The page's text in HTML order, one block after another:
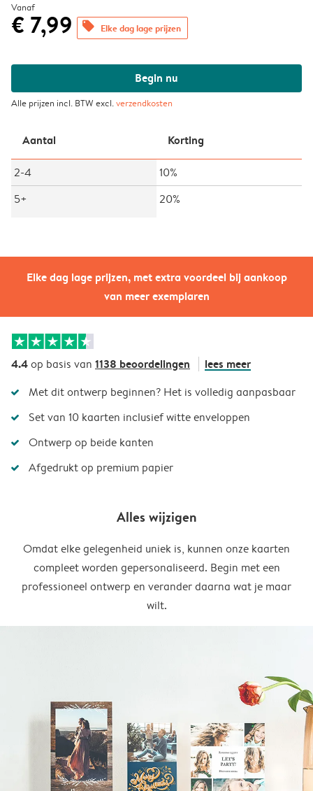
Elke dag lage prijzen, met extra voordeel bij aankoop
van meer exemplaren
Vanaf
€ 7,99 offers Elke dag lage prijzen
Begin nu
Alle prijzen incl. BTW excl.verzendkosten
Aantal Korting
2-4
10%
5+
20%
4.4op basis van 1138 beoordelingen lees meer
Met dit ontwerp beginnen? Het is volledig aanpasbaar
Set van 10 kaarten inclusief witte enveloppen
Ontwerp op beide kanten
Afgedrukt op premium papier
Alles wijzigen
Omdat elke gelegenheid uniek is, kunnen onze kaarten
compleet worden gepersonaliseerd. Begin met een
professioneel ontwerp en verander daarna wat je maar
wilt.